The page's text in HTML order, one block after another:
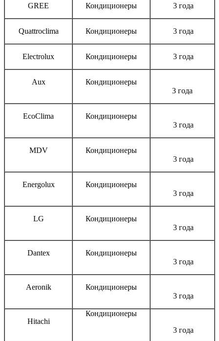
GREE Кондиционеры 3 года
Quattroclima Кондиционеры 3 года
Electrolux Кондиционеры 3 года
Aux
Кондиционеры
3 года
EcoClima
Кондиционеры
3 года
MDV
Кондиционеры
3 года
Energolux
Кондиционеры
3 года
LG
Кондиционеры
3 года
Dantex
Кондиционеры
3 года
Aeronik
Кондиционеры
3 года
Hitachi
Кондиционеры
3 года